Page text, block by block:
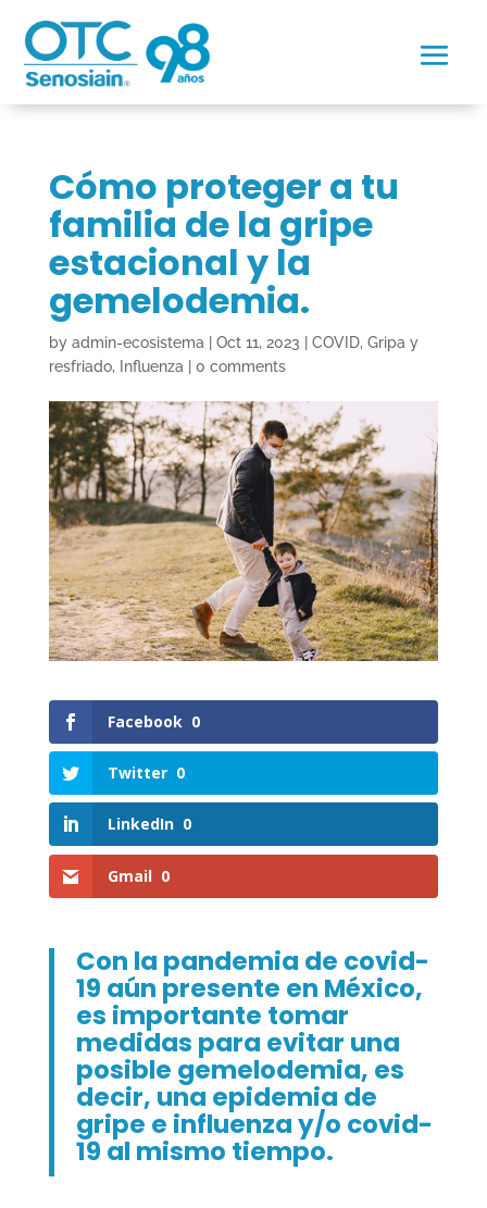
Cómo proteger a tu
familia de la gripe
estacional y la
gemelodemia.
by admin-ecosistema Oct 11, 2023 COVID, Gripa y
resfriado, Influenza 0 comments
Facebook 0
Twitter 0
LinkedIn 0
Gmail 0
Con la pandemia de covid-
19 aún presente en México,
es importante tomar
medidas para evitar una
posible gemelodemia, es
decir, una epidemia de
gripe e influenza y/o covid-
19 al mismo tiempo.